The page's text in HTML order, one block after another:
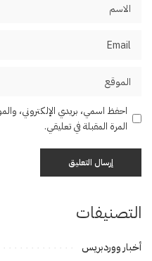
احفظ اسمي، بريدي الإلكتروني،
المرة المقبلة في تعليقي.
التصنيفات
أخبار ووردبريس